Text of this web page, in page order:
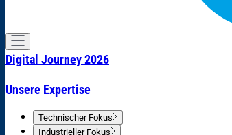
Digital Journey 2026
Unsere Expertise
Technischer Fokus
Industrieller Fokus